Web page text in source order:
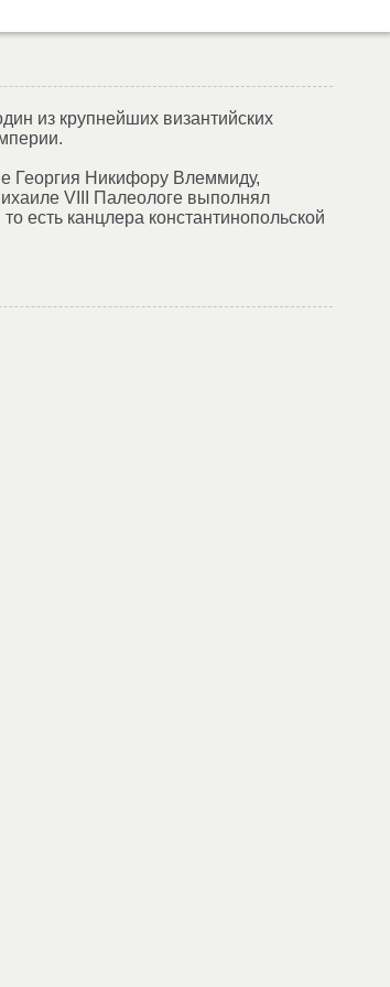
из крупнейших византийских
Георгия Никифору Влеммиду,
VIII Палеологе выполнял
есть канцлера константинопольской